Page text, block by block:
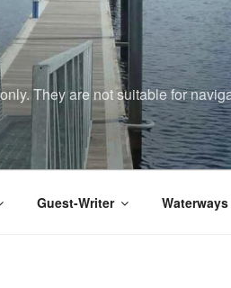
They are not suitable for
Guest-Writer